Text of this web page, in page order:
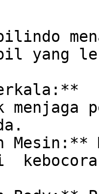
yang
Mesin:**